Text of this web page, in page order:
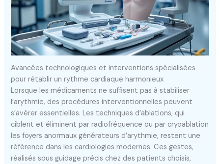
Avancées technologiques et interventions spécialisées
pour rétablir un rythme cardiaque harmonieux
Lorsque les médicaments ne suffisent pas à stabiliser
l’arythmie, des procédures interventionnelles peuvent
s’avérer essentielles. Les techniques d’ablations, qui
ciblent et éliminent par radiofréquence ou par cryoablation
les foyers anormaux générateurs d’arythmie, restent une
référence dans les cardiologies modernes. Ces gestes,
réalisés sous guidage précis chez des patients choisis,